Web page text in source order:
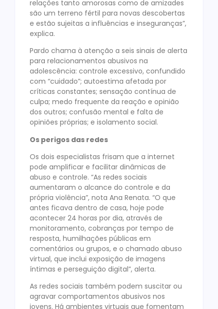
relações tanto amorosas como de amizades
são um terreno fértil para novas descobertas
e estão sujeitas a influências e inseguranças”,
explica.
Pardo chama à atenção a seis sinais de alerta
para relacionamentos abusivos na
adolescência: controle excessivo, confundido
com “cuidado”; autoestima afetada por
críticas constantes; sensação contínua de
culpa; medo frequente da reação e opinião
dos outros; confusão mental e falta de
opiniões próprias; e isolamento social.
Os perigos das redes
Os dois especialistas frisam que a internet
pode amplificar e facilitar dinâmicas de
abuso e controle. “As redes sociais
aumentaram o alcance do controle e da
própria violência”, nota Ana Renata. “O que
antes ficava dentro de casa, hoje pode
acontecer 24 horas por dia, através de
monitoramento, cobranças por tempo de
resposta, humilhações públicas em
comentários ou grupos, e o chamado abuso
virtual, que inclui exposição de imagens
íntimas e perseguição digital”, alerta.
As redes sociais também podem suscitar ou
agravar comportamentos abusivos nos
jovens. Há ambientes virtuais que fomentam